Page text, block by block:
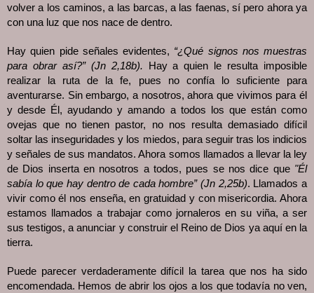
volver a los caminos, a las barcas, a las faenas, sí pero ahora ya
con una luz que nos nace de dentro.
Hay quien pide señales evidentes, “¿Qué signos nos muestras
para obrar así?” (Jn 2,18b). Hay a quien le resulta imposible
realizar la ruta de la fe, pues no confía lo suficiente para
aventurarse. Sin embargo, a nosotros, ahora que vivimos para él
y desde Él, ayudando y amando a todos los que están como
ovejas que no tienen pastor, no nos resulta demasiado difícil
soltar las inseguridades y los miedos, para seguir tras los indicios
y señales de sus mandatos. Ahora somos llamados a llevar la ley
de Dios inserta en nosotros a todos, pues se nos dice que "Él
sabía lo que hay dentro de cada hombre” (Jn 2,25b). Llamados a
vivir como él nos enseña, en gratuidad y con misericordia. Ahora
estamos llamados a trabajar como jornaleros en su viña, a ser
sus testigos, a anunciar y construir el Reino de Dios ya aquí en la
tierra.
Puede parecer verdaderamente difícil la tarea que nos ha sido
encomendada. Hemos de abrir los ojos a los que todavía no ven,